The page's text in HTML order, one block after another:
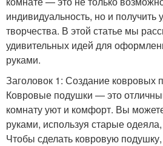
индивидуальность, но и получить
творчества. В этой статье мы
удивительных идей для
руками.
Заголовок 1: Создание ковровых
Ковровые подушки — это
комнату уют и комфорт. Вы
руками, используя старые
Чтобы сделать ковровую